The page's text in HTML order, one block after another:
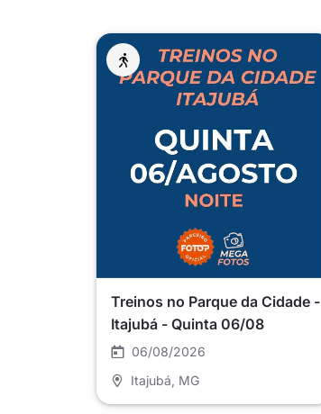
Treinos no Parque da Cidade -
Itajubá - Quinta 06/08
06/08/2026
Itajubá , MG